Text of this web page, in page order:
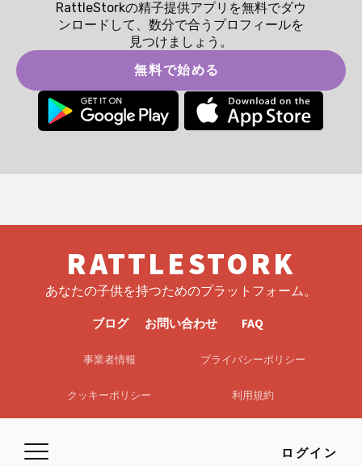
ログイン
RattleStorkの精子提供アプリを無料でダウ
ンロードして、数分で合うプロフィールを
見つけましょう。
無料で始める
RATTLESTORK
あなたの子供を持つためのプラットフォーム。
ブログ お問い合わせ FAQ
事業者情報 プライバシーポリシー
クッキーポリシー 利用規約